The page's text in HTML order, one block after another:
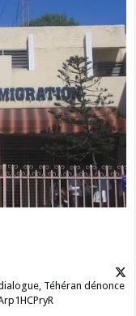
Téhéran dénonce